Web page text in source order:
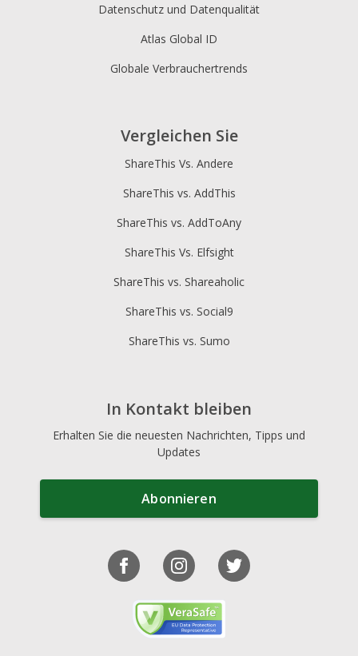
Datenschutz und Datenqualität
Atlas Global ID
Globale Verbrauchertrends
Vergleichen Sie
ShareThis Vs. Andere
ShareThis vs. AddThis
ShareThis vs. AddToAny
ShareThis Vs. Elfsight
ShareThis vs. Shareaholic
ShareThis vs. Social9
ShareThis vs. Sumo
In Kontakt bleiben
Erhalten Sie die neuesten Nachrichten, Tipps und
Updates
Abonnieren